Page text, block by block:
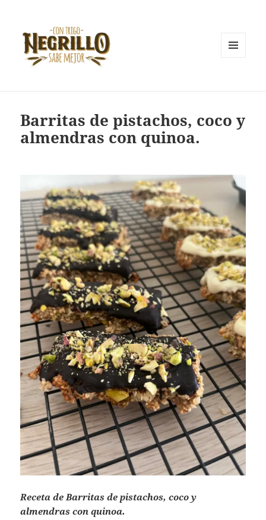
Barritas de pistachos, coco y
almendras con quinoa.
Receta de Barritas de pistachos, coco y
almendras con quinoa.